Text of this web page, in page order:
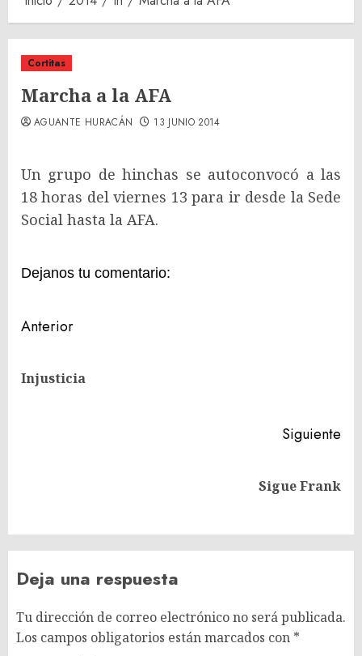
Cortitas
Marcha a la AFA
AGUANTE HURACÁN 13 JUNIO 2014
Un grupo de hinchas se autoconvocó a las
18 horas del viernes 13 para ir desde la Sede
Social hasta la AFA.
Dejanos tu comentario:
Navegación
entradas
Anterior
Injusticia
Siguiente
Sigue Frank
Deja una respuesta
Tu dirección de correo electrónico no será publicada.
Los campos obligatorios están marcados con *